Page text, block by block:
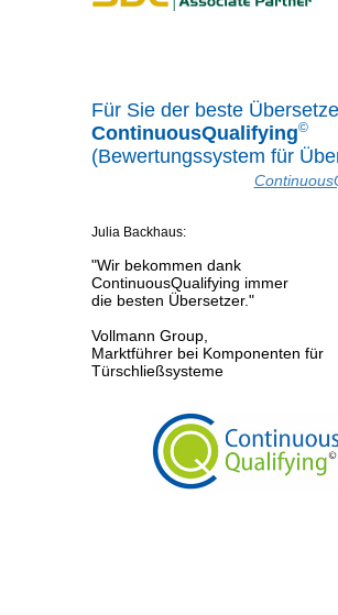
Für Sie der beste
ContinuousQualifying©
(Bewertungssystem für
Julia Backhaus:
"Wir bekommen dank
ContinuousQualifying immer
die besten Übersetzer."
Vollmann Group,
Marktführer bei Komponenten für
Türschließsysteme